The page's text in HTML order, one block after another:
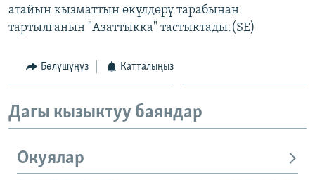
атайын кызматтын өкүлдөрү тарабынан
тартылганын "Азаттыкка" тастыктады.(SE)
Бөлүшүңүз Катталыңыз
Дагы кызыктуу баяндар
Окуялар